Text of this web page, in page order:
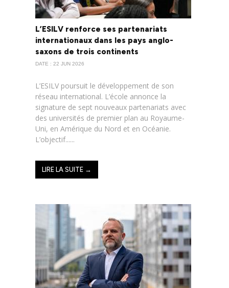
L’ESILV renforce ses partenariats
internationaux dans les pays anglo-
saxons de trois continents
DATE : 22 JUN 2026
L’ESILV poursuit le développement de son
réseau international. L’école annonce la
signature de sept nouveaux partenariats avec
des universités de premier plan au Royaume-
Uni, en Amérique du Nord et en Océanie.
L’objectif......
LIRE LA SUITE →